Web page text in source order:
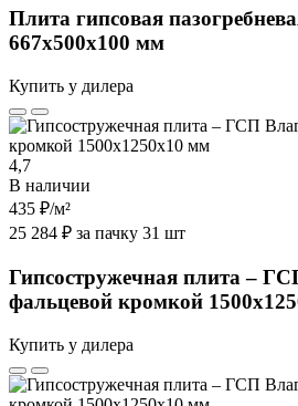
Плита гипсовая
667х500х100 мм
Купить у дилера
4,7
В наличии
435 ₽/м²
25 284 ₽ за пачку 31 шт
Гипсостружечная плита –
фальцевой кромкой
Купить у дилера